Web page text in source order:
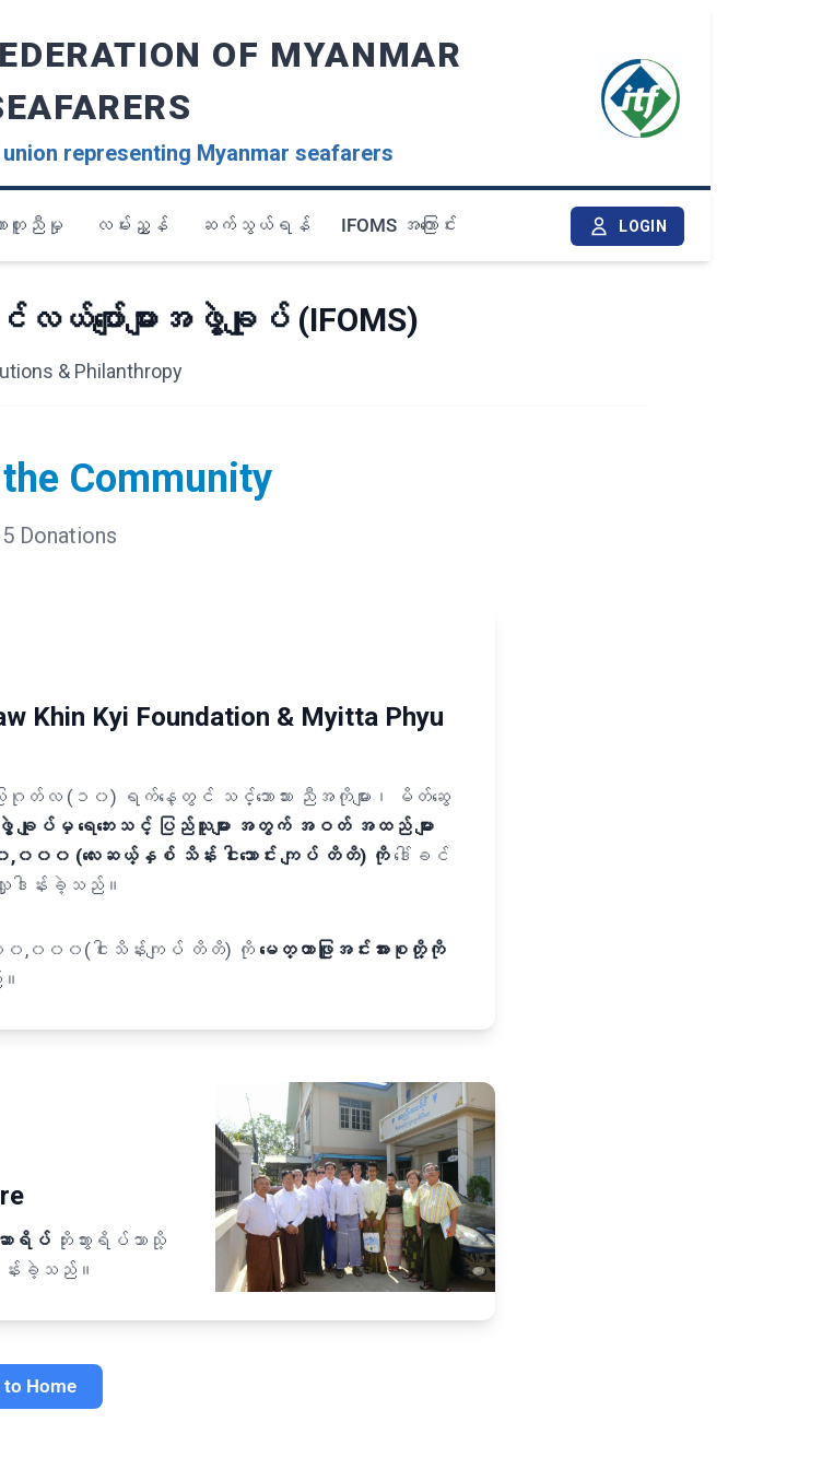
OF MYANMAR
representing Myanmar seafarers
ာတူညီမှု လမ်းညွှန် ဆက်သွယ်ရန် IFOMS အကြောင်း LOGIN
ျော်များအဖွဲ့ချုပ် (IFOMS)
& Philanthropy
Community
Donations
Khin Kyi Foundation & Myitta Phyu
လ (၁၀) ရက်နေ့တွင် သင်္ဘောသား ညီအကိုများ၊ မိတ်ဆွေ
ချုပ်မှ ရေဘေးသင့် ပြည်သူများ အတွက် အဝတ် အထည် များ
၀၀ (လေးဆယ့်နှစ် သိန်း ငါးသောင်း ကျပ် တိတိ) ကိုဒေါ်ခင်
လှူဒါန်းခဲ့သည်။
၀,၀၀၀(ငါးသိန်းကျပ် တိတိ) ကို မေတ္တာဖြူအင်းအားစုတို့ကို
ာရိပ် ဘိုးဘွားရိပ်သာသို့
န်းခဲ့သည်။
Home